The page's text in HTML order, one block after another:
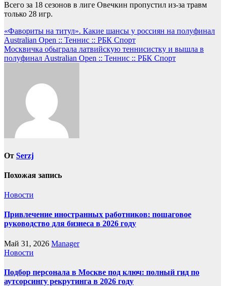
Всего за 18 сезонов в лиге Овечкин пропустил из-за травм
только 28 игр.
Навигация
по
записям
«Фавориты на титул». Какие шансы у россиян на полуфинал
Australian Open :: Теннис :: РБК Спорт
Москвичка обыграла латвийскую теннисистку и вышла в
полуфинал Australian Open :: Теннис :: РБК Спорт
От Serzj
Похожая запись
Новости
Привлечение иностранных работников: пошаговое
руководство для бизнеса в 2026 году
Май 31, 2026 Manager
Новости
Подбор персонала в Москве под ключ: полный гид по
аутсорсингу рекрутинга в 2026 году